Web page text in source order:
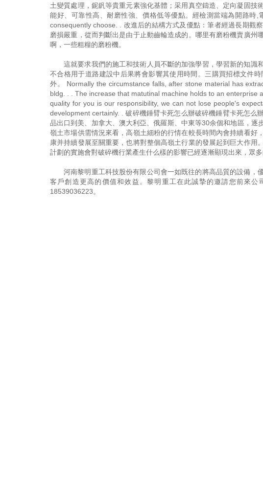
土變質處理，鈮釩等貴重元素強化基體；采用真空鑄造、定向凝固
能好、可靠性高、耐磨性強、價格低等優點。經檢測當端為開路時
consequently choose. . 改進后的結構方式及優點：筆者經過長期觀
磨損嚴重，從而判斷出是由于止動齒輪造成的。哪里有磨粉機賣廣
啊，一些粗糧的磨粉機。
這就要求我們的施工和技術人員不斷的加強學習，學習新的知
不合格用于道路建設中后果將會影響其使用時間。三購買招標文件
外。 Normally the circumstance falls, after stone material has
bldg. . . The increase that matutinal machine holds to an
quality for you is our responsibility, we can not lose people's
development certainly. . 破碎機錘臂卡死怎么辦破碎機錘臂卡死怎么
品出口到美、加拿大、澳大利亞、俄羅斯、中東等30余個和地區，
嶺土市場供需情況來看，高嶺土細粉的行情在較長時間內會持續看
康并持續發展至關重要，也將對整個高嶺土行業的發展起到巨大作
計劃的實施會對破碎機行業產生什么樣的影響已經逐漸顯現出來，眾
河南黎明重工科技股份有限公司會一如既往的將高品質的設備
客戶創造更高的價值和效益。黎明重工在此誠摯的邀請您前來
18539036223。